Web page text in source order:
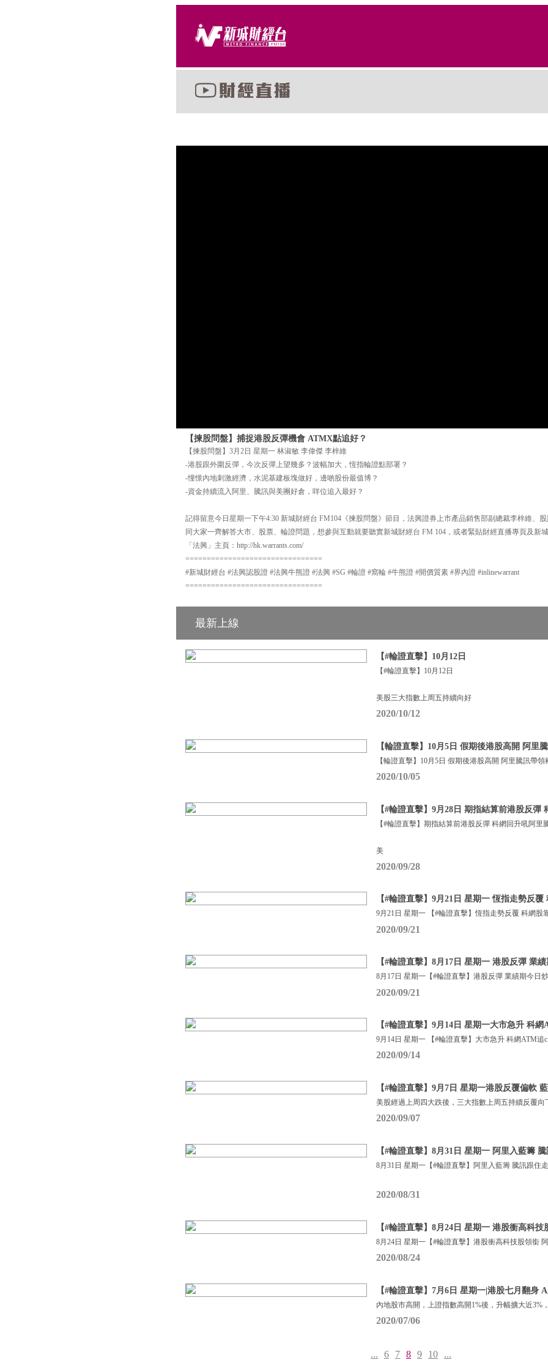
【揀股問盤】捕捉港股反彈機會 ATMX點追好？
【揀股問盤】3月2日 星期一 林淑敏 李偉傑 李梓維
-港股跟外圍反彈，今次反彈上望幾多？波幅加大，恆指輪證點部署？
-憧憬內地刺激經濟，水泥基建板塊做好，邊啲股份最值博？
-資金持續流入阿里、騰訊與美團好倉，咩位追入最好？
記得留意今日星期一下午4:30 新城財經台 FM104《揀股問盤》節目，法興證券上市產品銷售部副總裁李梓維、
同大家一齊解答大市、股票、輪證問題，想參與互動就要聽實新城財經台 FM 104，或者緊貼財經直播專頁及新城
「法興」主頁：http://hk.warrants.com/
================================
#新城財經台 #法興認股證 #法興牛熊證 #法興 #SG #輪證 #窩輪 #牛熊證 #開價質素 #界內證 #inlinewarrant
================================
最新上線
【#輪證直擊】10月12日
【#輪證直擊】10月12日
美股三大指數上周五持續向好
2020/10/12
【輪證直擊】10月5日 假期後港股高開 阿里
【輪證直擊】10月5日 假期後港股高開 阿里騰訊帶領
2020/10/05
【#輪證直擊】9月28日 期指結算前港股反彈
【#輪證直擊】期指結算前港股反彈 科網回升吼阿里
美
2020/09/28
【#輪證直擊】9月21日 星期一 恆指走勢反覆
9月21日 星期一 【#輪證直擊】恆指走勢反覆 科網股
2020/09/21
【#輪證直擊】8月17日 星期一 港股反彈 業
8月17日 星期一【#輪證直擊】港股反彈 業績期今日
2020/09/21
【#輪證直擊】9月14日 星期一大市急升 科網
9月14日 星期一 【#輪證直擊】大市急升 科網ATM追c
2020/09/14
【#輪證直擊】9月7日 星期一港股反覆偏軟
美股經過上周四大跌後，三大指數上周五持續反覆向
2020/09/07
【#輪證直擊】8月31日 星期一 阿里入藍籌
8月31日 星期一【#輪證直擊】阿里入藍籌 騰訊跟住走
2020/08/31
【#輪證直擊】8月24日 星期一 港股衝高科
8月24日 星期一【#輪證直擊】港股衝高科技股領銜
2020/08/24
【#輪證直擊】7月6日 星期一|港股七月翻身
內地股市高開，上證指數高開1%後，升幅擴大近3%
2020/07/06
... 6 7 8 9 10 ...